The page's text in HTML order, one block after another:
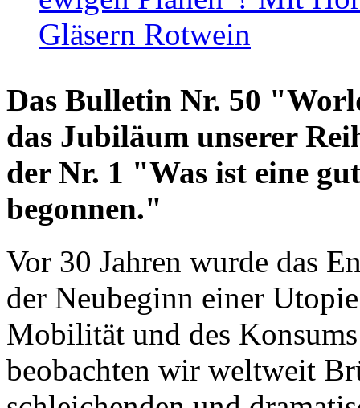
Gläsern Rotwein
Das Bulletin Nr. 50
das Jubiläum unserer
der Nr. 1 "Was ist eine
begonnen."
Vor 30 Jahren wurde das
der Neubeginn einer
Mobilität und des
beobachten wir weltweit